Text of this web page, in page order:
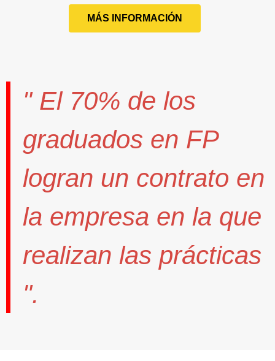
MÁS INFORMACIÓN
" El 70% de los
graduados en FP
logran un contrato en
la empresa en la que
realizan las prácticas
".